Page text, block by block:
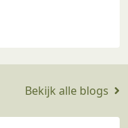
Bekijk alle blogs